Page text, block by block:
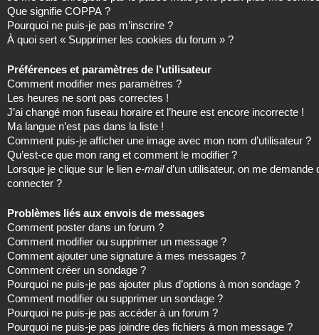
Que signifie COPPA ?
Pourquoi ne puis-je pas m’inscrire ?
À quoi sert « Supprimer les cookies du forum » ?
Préférences et paramètres de l’utilisateur
Comment modifier mes paramètres ?
Les heures ne sont pas correctes !
J’ai changé mon fuseau horaire et l’heure est encore incorrecte !
Ma langue n’est pas dans la liste !
Comment puis-je afficher une image avec mon nom d’utilisateur ?
Qu’est-ce que mon rang et comment le modifier ?
Lorsque je clique sur le lien e-maild’un utilisateur, on me demande
connecter ?
Problèmes liés aux envois de messages
Comment poster dans un forum ?
Comment modifier ou supprimer un message ?
Comment ajouter une signature à mes messages ?
Comment créer un sondage ?
Pourquoi ne puis-je pas ajouter plus d’options à mon sondage ?
Comment modifier ou supprimer un sondage ?
Pourquoi ne puis-je pas accéder à un forum ?
Pourquoi ne puis-je pas joindre des fichiers à mon message ?